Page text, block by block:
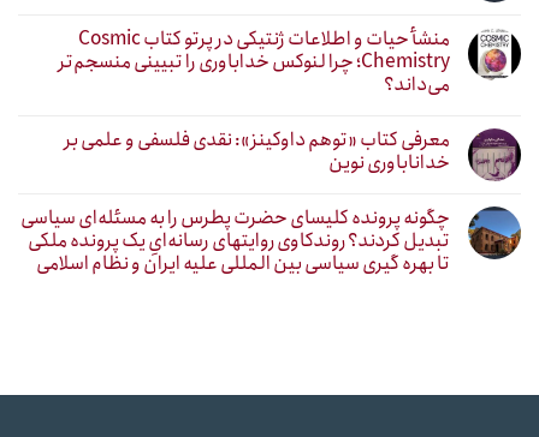
منشأ حیات و اطلاعات ژنتیکی در پرتو کتاب Cosmic
Chemistry؛ چرا لنوکس خداباوری را تبیینی منسجم‌تر
می‌داند؟
معرفی کتاب «توهم داوکینز»: نقدی فلسفی و علمی بر
خداناباوری نوین
چگونه پرونده کلیسای حضرت پطرس را به مسئله‌ای سیاسی
تبدیل کردند؟ روندکاوی روایتهای رسانه‌ایِ یک پرونده ملکی
تا بهره گیری سیاسی بین المللی علیه ایران و نظام اسلامی